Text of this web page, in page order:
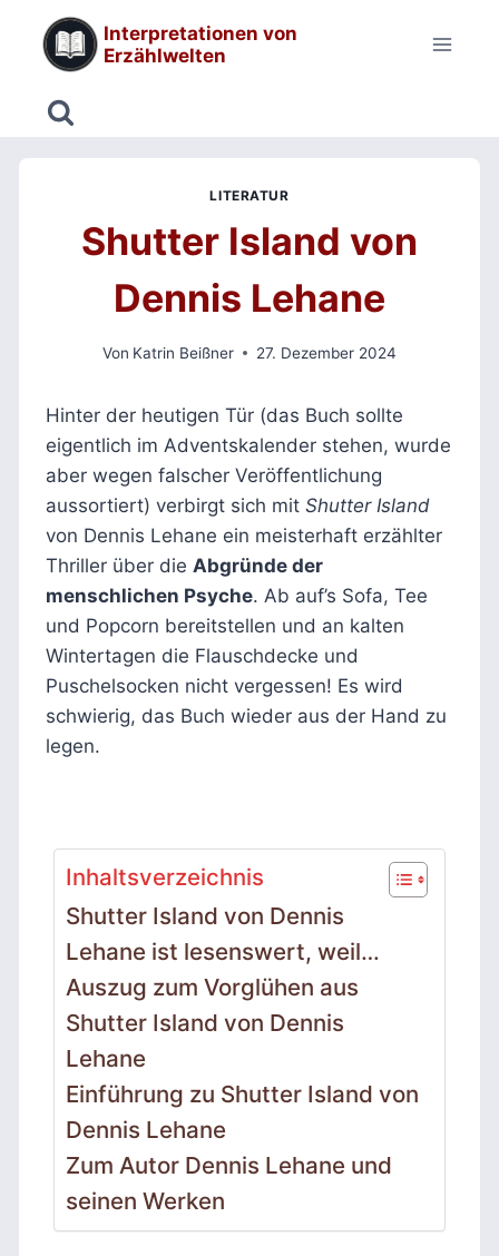
Inhalt
springen
Interpretationen von
Erzählwelten
LITERATUR
Shutter Island von
Dennis Lehane
Von Katrin Beißner 27. Dezember 2024
Hinter der heutigen Tür (das Buch sollte
eigentlich im Adventskalender stehen, wurde
aber wegen falscher Veröffentlichung
aussortiert) verbirgt sich mit Shutter Island
von Dennis Lehane ein meisterhaft erzählter
Thriller über die Abgründe der
menschlichen Psyche. Ab auf’s Sofa, Tee
und Popcorn bereitstellen und an kalten
Wintertagen die Flauschdecke und
Puschelsocken nicht vergessen! Es wird
schwierig, das Buch wieder aus der Hand zu
legen.
Inhaltsverzeichnis
Shutter Island von Dennis
Lehane ist lesenswert, weil…
Auszug zum Vorglühen aus
Shutter Island von Dennis
Lehane
Einführung zu Shutter Island von
Dennis Lehane
Zum Autor Dennis Lehane und
seinen Werken